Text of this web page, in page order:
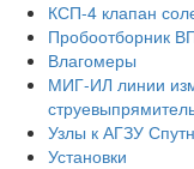
КСП-4 клапан
Пробоотборник
Влагомеры
МИГ-ИЛ линии
Узлы к АГЗУ
Установки